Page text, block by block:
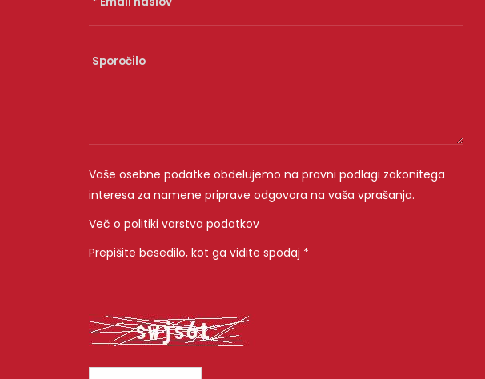
Vaše osebne podatke obdelujemo na pravni podlagi zakonitega
interesa za namene priprave odgovora na vaša vprašanja.
Več o politiki varstva podatkov
Prepišite besedilo, kot ga vidite spodaj *